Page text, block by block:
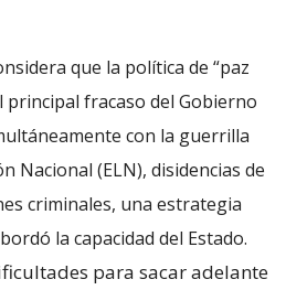
que la política de “paz
fracaso del Gobierno
con la guerrilla
Nacional (ELN), disidencias de
criminales, una estrategia
la capacidad del Estado.
para sacar adelante